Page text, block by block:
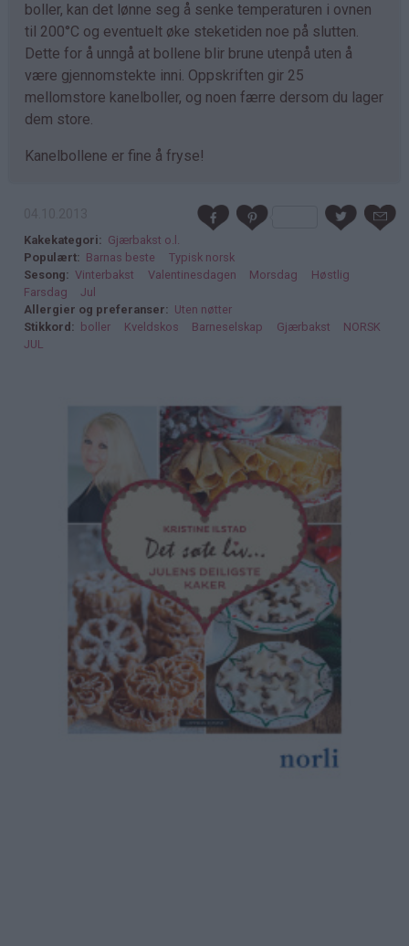
boller, kan det lønne seg å senke temperaturen i ovnen
til 200°C og eventuelt øke steketiden noe på slutten.
Dette for å unngå at bollene blir brune utenpå uten å
være gjennomstekte inni. Oppskriften gir 25
mellomstore kanelboller, og noen færre dersom du lager
dem store.
Kanelbollene er fine å fryse!
Kakekategori
Gjærbakst o.l.
Populært
Barnas beste
Typisk norsk
Sesong
Vinterbakst Valentinesdagen Morsdag
Høstlig
Farsdag
Jul
Allergier og preferanser
Uten nøtter
Stikkord
boller Kveldskos Barneselskap Gjærbakst
NORSK
JUL